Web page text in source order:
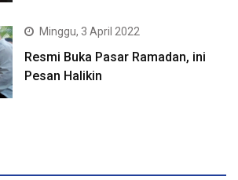
Minggu, 3 April 2022
Resmi Buka Pasar Ramadan, ini
Pesan Halikin